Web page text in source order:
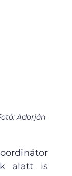
Adorján
alatt is